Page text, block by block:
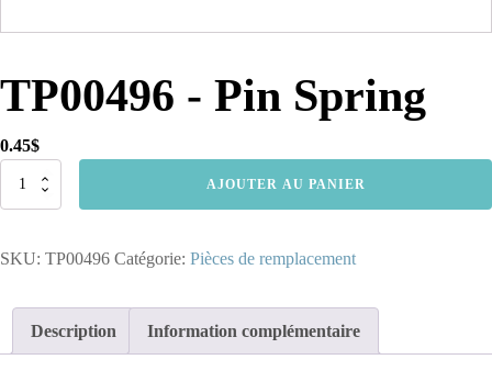
TP00496 - Pin Spring
0.45$
quantité
Pin
AJOUTER AU PANIER
SKU: TP00496 Catégorie: Pièces de remplacement
Description Information complémentaire